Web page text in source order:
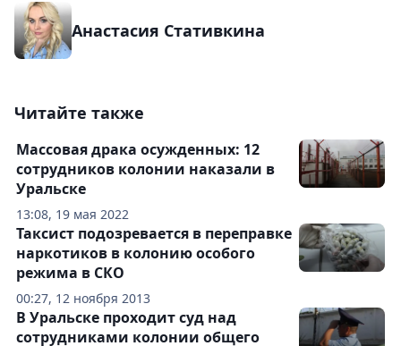
Анастасия Стативкина
Читайте также
13:08, 19 мая 2022
Массовая драка осужденных: 12
сотрудников колонии наказали в
Уральске
00:27, 12 ноября 2013
Таксист подозревается в переправке
наркотиков в колонию особого
режима в СКО
В Уральске проходит суд над
сотрудниками колонии общего